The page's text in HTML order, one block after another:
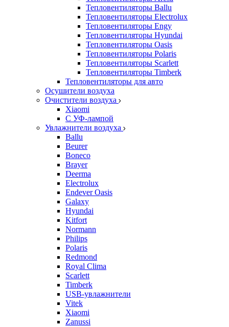
Тепловентиляторы Ballu
Тепловентиляторы Electrolux
Тепловентиляторы Engy
Тепловентиляторы Hyundai
Тепловентиляторы Oasis
Тепловентиляторы Polaris
Тепловентиляторы Scarlett
Тепловентиляторы Timberk
Тепловентиляторы для авто
Осушители воздуха
Очистители воздуха
Xiaomi
С УФ-лампой
Увлажнители воздуха
Ballu
Beurer
Boneco
Brayer
Deerma
Electrolux
Endever Oasis
Galaxy
Hyundai
Kitfort
Normann
Philips
Polaris
Redmond
Royal Clima
Scarlett
Timberk
USB-увлажнители
Vitek
Xiaomi
Zanussi